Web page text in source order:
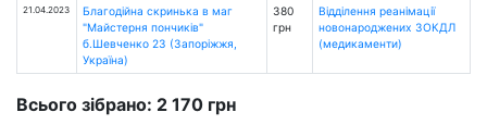
21.04.2023
Благодійна скринька в маг
"Майстерня пончиків"
б.Шевченко 23 (Запоріжжя,
Україна)
380
грн
Відділення реанімації
новонароджених ЗОКДЛ
(медикаменти)
Всього зібрано: 2 170 грн